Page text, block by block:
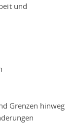
und
Grenzen hinweg